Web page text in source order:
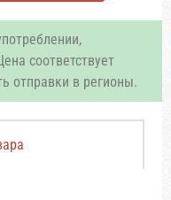
соответствует
отправки в регионы.